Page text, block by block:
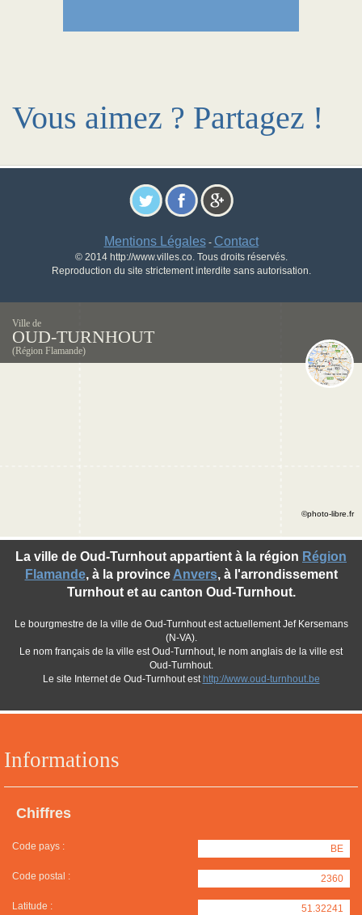
Vous aimez ? Partagez !
Mentions Légales- Contact
© 2014 http://www.villes.co. Tous droits réservés.
Reproduction du site strictement interdite sans autorisation.
Ville de
OUD-TURNHOUT
(Région Flamande)
Informations
Chiffres
Code pays : BE
Code postal : 2360
Latitude : 51.32241
La ville de Oud-Turnhout appartient à la région Région
Flamande, à la province Anvers, à l'arrondissement
Turnhout et au canton Oud-Turnhout.
Le bourgmestre de la ville de Oud-Turnhout est actuellement Jef Kersemans
(N-VA).
Le nom français de la ville est Oud-Turnhout, le nom anglais de la ville est
Oud-Turnhout.
Le site Internet de Oud-Turnhout est http://www.oud-turnhout.be
©photo-libre.fr